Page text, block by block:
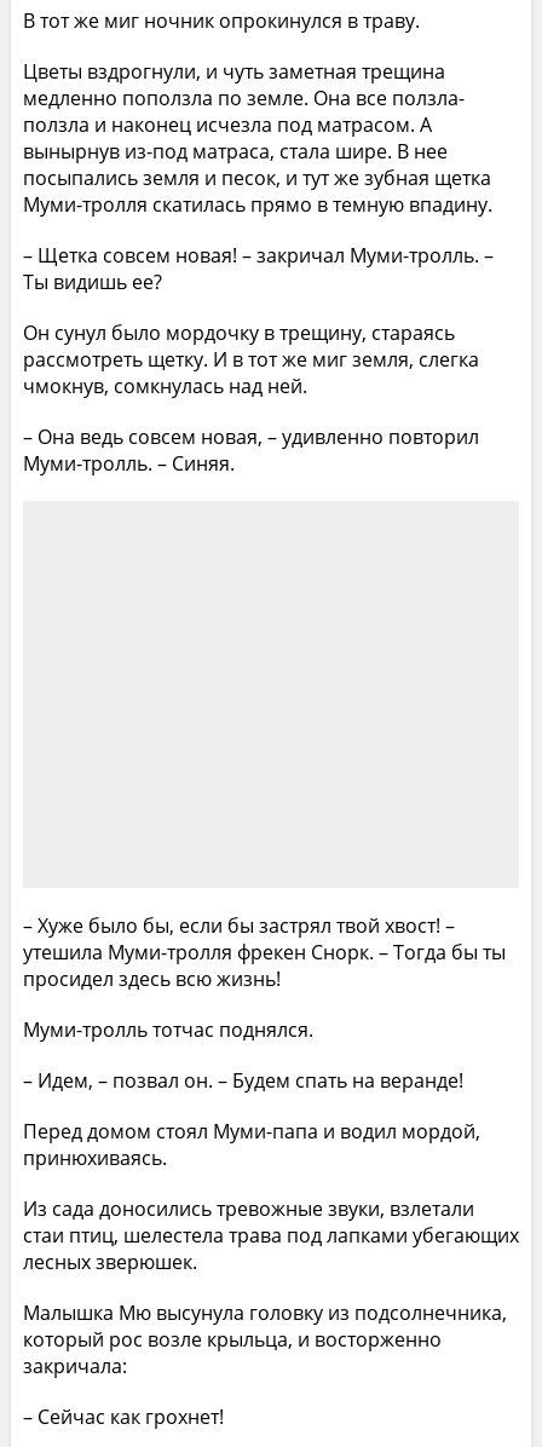
В тот же миг ночник опрокинулся в траву.
Цветы вздрогнули, и чуть заметная трещина
медленно поползла по земле. Она все ползла-
ползла и наконец исчезла под матрасом. А
вынырнув из-под матраса, стала шире. В нее
посыпались земля и песок, и тут же зубная щетка
Муми-тролля скатилась прямо в темную впадину.
– Щетка совсем новая! – закричал Муми-тролль. –
Ты видишь ее?
Он сунул было мордочку в трещину, стараясь
рассмотреть щетку. И в тот же миг земля, слегка
чмокнув, сомкнулась над ней.
– Она ведь совсем новая, – удивленно повторил
Муми-тролль. – Синяя.
– Хуже было бы, если бы застрял твой хвост! –
утешила Муми-тролля фрекен Снорк. – Тогда бы ты
просидел здесь всю жизнь!
Муми-тролль тотчас поднялся.
– Идем, – позвал он. – Будем спать на веранде!
Перед домом стоял Муми-папа и водил мордой,
принюхиваясь.
Из сада доносились тревожные звуки, взлетали
стаи птиц, шелестела трава под лапками убегающих
лесных зверюшек.
Малышка Мю высунула головку из подсолнечника,
который рос возле крыльца, и восторженно
закричала:
– Сейчас как грохнет!